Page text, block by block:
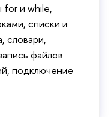
и while,
списки и
словари,
файлов
подключение